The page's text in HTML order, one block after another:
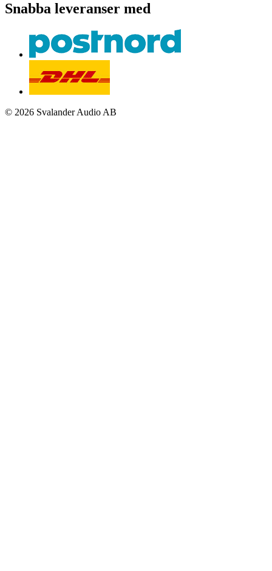
Snabba leveranser med
© 2026 Svalander Audio AB